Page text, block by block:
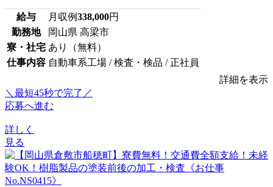
給与 月収例338,000円
勤務地
岡山県 高梁市
寮・社宅 あり（無料）
仕事内容 自動車系工場 / 検査・検品 / 正社員
詳細を表示
＼最短45秒で完了／
応募へ進む
詳しく
見る